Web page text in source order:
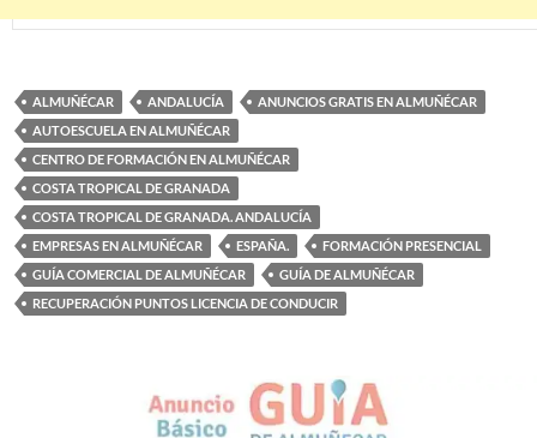
ALMUÑÉCAR ANDALUCÍA
ANUNCIOS GRATIS EN ALMUÑÉCAR
AUTOESCUELA EN ALMUÑÉCAR
CENTRO DE FORMACIÓN EN ALMUÑÉCAR
COSTA TROPICAL DE GRANADA
COSTA TROPICAL DE GRANADA. ANDALUCÍA
EMPRESAS EN ALMUÑÉCAR
ESPAÑA.
FORMACIÓN PRESENCIAL
GUÍA COMERCIAL DE ALMUÑÉCAR
GUÍA DE ALMUÑÉCAR
RECUPERACIÓN PUNTOS LICENCIA DE CONDUCIR